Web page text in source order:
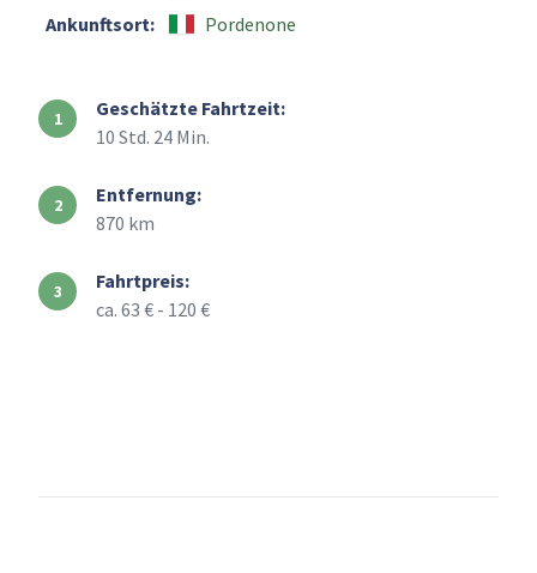
Ankunftsort:
Pordenone
Geschätzte Fahrtzeit:
10 Std. 24 Min.
Entfernung:
870 km
Fahrtpreis:
ca. 63 € - 120 €